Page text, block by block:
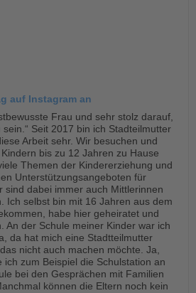
auf Instagram an
Frau und sehr stolz darauf,
Seit 2017 bin ich Stadteilmutter
Arbeit sehr. Wir besuchen und
bis zu 12 Jahren zu Hause
Themen der Kindererziehung und
Unterstützungsangeboten für
sind dabei immer auch Mittlerinnen
Ich selbst bin mit 16 Jahren aus dem
habe hier geheiratet und
An der Schule meiner Kinder war ich
da hat mich eine Stadtteilmutter
nicht auch machen möchte. Ja,
ich zum Beispiel die Schulstation an
bei den Gesprächen mit Familien
können die Eltern noch kein